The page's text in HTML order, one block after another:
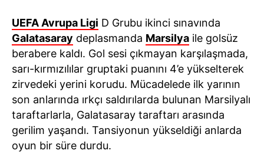
UEFA Avrupa Ligi D Grubu ikinci sınavında
Galatasaray deplasmanda Marsilya ile golsüz
berabere kaldı. Gol sesi çıkmayan karşılaşmada,
sarı-kırmızılılar gruptaki puanını 4’e yükselterek
zirvedeki yerini korudu. Mücadelede ilk yarının
son anlarında ırkçı saldırılarda bulunan Marsilyalı
taraftarlarla, Galatasaray taraftarı arasında
gerilim yaşandı. Tansiyonun yükseldiği anlarda
oyun bir süre durdu.